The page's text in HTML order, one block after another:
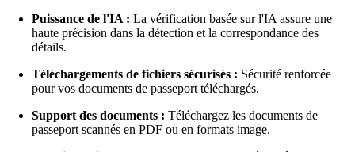
Puissance de l'IA : La vérification basée sur l'IA assure une
haute précision dans la détection et la correspondance des
détails.
Téléchargements de fichiers sécurisés : Sécurité renforcée
pour vos documents de passeport téléchargés.
Support des documents : Téléchargez les documents de
passeport scannés en PDF ou en formats image.